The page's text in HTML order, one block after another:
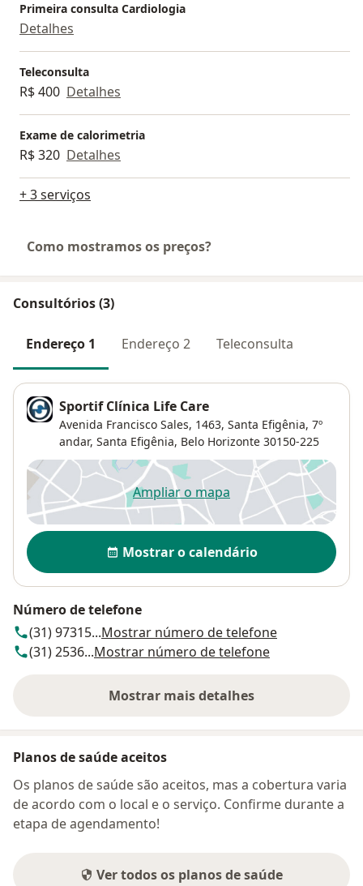
Primeira consulta Cardiologia
Detalhes
Teleconsulta
R$ 400 Detalhes
Exame de calorimetria
R$ 320 Detalhes
+ 3 serviços
Como mostramos os preços?
Consultórios (3)
Endereço 1 Endereço 2 Teleconsulta
Sportif Clínica Life Care
Avenida Francisco Sales, 1463, Santa Efigênia, 7º
andar, Santa Efigênia, Belo Horizonte 30150-225
Ampliar o mapaabre num novo separador
Disponibilidade
Mostrar o calendário
Número de telefone
(31) 97315...Mostrar número de telefone
(31) 2536...Mostrar número de telefone
Mostrar mais detalhes
sobre o endereço
Planos de saúde aceitos
Os planos de saúde são aceitos, mas a cobertura varia
de acordo com o local e o serviço. Confirme durante a
etapa de agendamento!
Ver todos os planos de saúde